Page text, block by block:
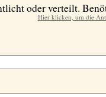
Hier klicken, um die
oder verteilt.